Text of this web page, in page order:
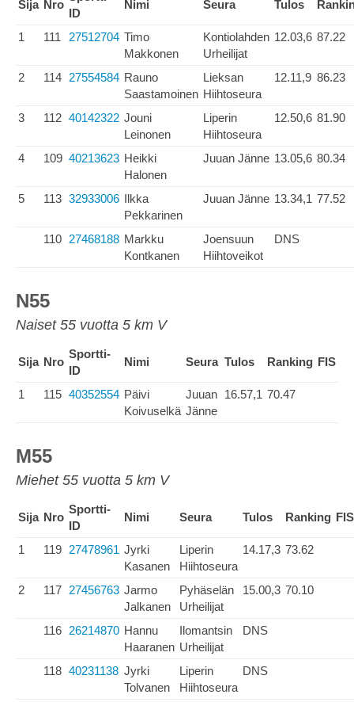
Sija Nro
ID
Nimi Seura Tulos
1 111 27512704 Timo
Makkonen
Kontiolahden
Urheilijat
12.03,6 87.22
2 114 27554584 Rauno
Saastamoinen
Lieksan
Hiihtoseura
12.11,9 86.23
3 112 40142322 Jouni
Leinonen
Liperin
Hiihtoseura
12.50,6 81.90
4 109 40213623 Heikki
Halonen
Juuan Jänne 13.05,6 80.34
5 113 32933006 Ilkka
Pekkarinen
Juuan Jänne 13.34,1 77.52
110 27468188 Markku
Kontkanen
Joensuun
Hiihtoveikot
DNS
N55
Naiset 55 vuotta 5 km V
Sija Nro
Sportti-
ID
Nimi Seura Tulos Ranking FIS
1 115 40352554 Päivi
Koivuselkä
Juuan
Jänne
16.57,1 70.47
M55
Miehet 55 vuotta 5 km V
Sija Nro
Sportti-
ID
Nimi Seura Tulos Ranking FIS
1 119 27478961 Jyrki
Kasanen
Liperin
Hiihtoseura
14.17,3 73.62
2 117 27456763 Jarmo
Jalkanen
Pyhäselän
Urheilijat
15.00,3 70.10
116 26214870 Hannu
Haaranen
Ilomantsin
Urheilijat
DNS
118 40231138 Jyrki
Tolvanen
Liperin
Hiihtoseura
DNS